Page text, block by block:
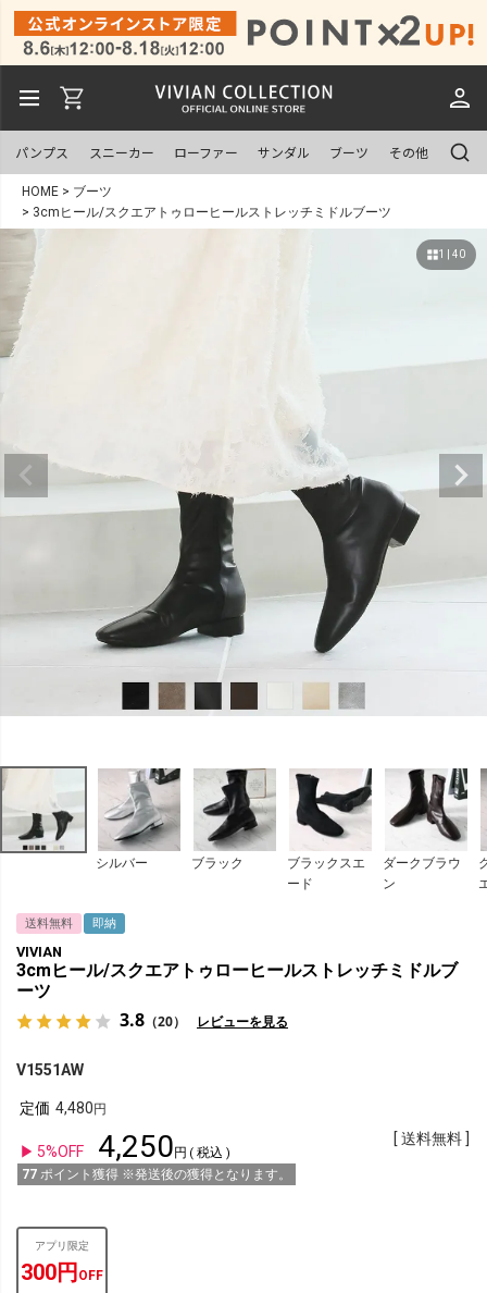
パンプス スニーカー ローファー サンダル ブーツ その他
HOME
ブーツ
3cmヒール/スクエアトゥローヒールストレッチミドルブーツ
1 | 40
シルバー ブラック
ブラックスエ
ード
ダークブラウ
ン
送料無料 即納
VIVIAN
3cmヒール/スクエアトゥローヒールストレッチミドルブ
ーツ
3.8 （20） レビューを見る
V1551AW
定価 4,480
5%OFF 4,250
税込
77 ポイント獲得 ※発送後の獲得となります。
送料無料
アプリ限定
300円 OFF